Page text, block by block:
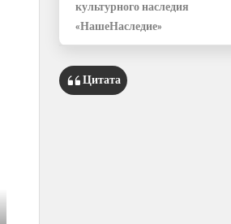
культурного наследия
«НашеНаследие»
Цитата